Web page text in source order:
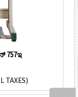
757ಇ
TAXES)